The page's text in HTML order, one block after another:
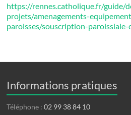
https://rennes.catholique.fr/guide/
projets/amenagements-
paroisses/souscription-
Informations pratiques
Téléphone :02 99 38 84 10